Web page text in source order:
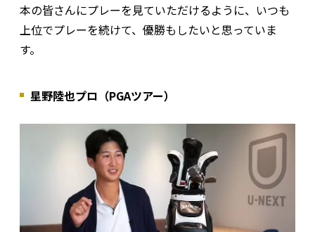
本の皆さんにプレーを見ていただけるように、いつも
上位でプレーを続けて、優勝もしたいと思っていま
す。
星野陸也プロ（PGAツアー）